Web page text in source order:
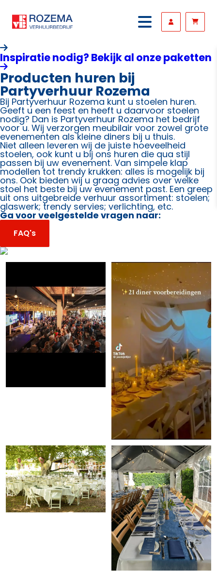
Inspiratie nodig? Bekijk al onze paketten
Producten huren bij
Partyverhuur Rozema
Bij Partyverhuur Rozema kunt u stoelen huren.
Geeft u een feest en heeft u daarvoor stoelen
nodig? Dan is Partyverhuur Rozema het bedrijf
voor u. Wij verzorgen meubilair voor zowel grote
evenementen als kleine diners bij u thuis.
Niet alleen leveren wij de juiste hoeveelheid
stoelen, ook kunt u bij ons huren die qua stijl
passen bij uw evenement. Van simpele klap
modellen tot trendy krukken: alles is mogelijk bij
ons. Ook bieden wij u graag advies over welke
stoel het beste bij uw evenement past. Een greep
uit ons uitgebreide verhuur assortiment: stoelen;
glaswerk; trendy servies; verlichting, etc.
Ga voor veelgestelde vragen naar:
FAQ's